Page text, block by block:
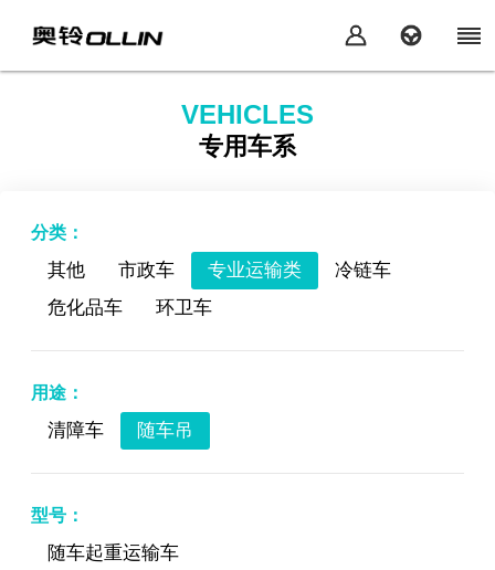
VEHICLES
专用车系
分类：
其他 市政车 专业运输类
冷链车
危化品车
环卫车
用途：
清障车 随车吊
型号：
随车起重运输车